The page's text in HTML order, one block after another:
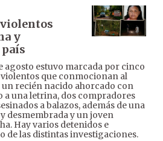
y
agosto estuvo marcada por cinco
que conmocionan al
un recién nacido ahorcado con
a una letrina, dos compradores
a balazos, además de una
desmembrada y un joven
Hay varios detenidos e
de las distintas investigaciones.